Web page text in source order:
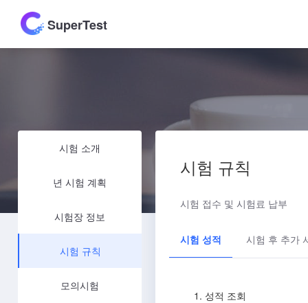
SuperTest
시험 소개
년 시험 계획
시험장 정보
시험 규칙
모의시험
시험 규칙
시험 접수 및 시험료 납부
시험 성적 시험 후 추가
1. 성적 조회